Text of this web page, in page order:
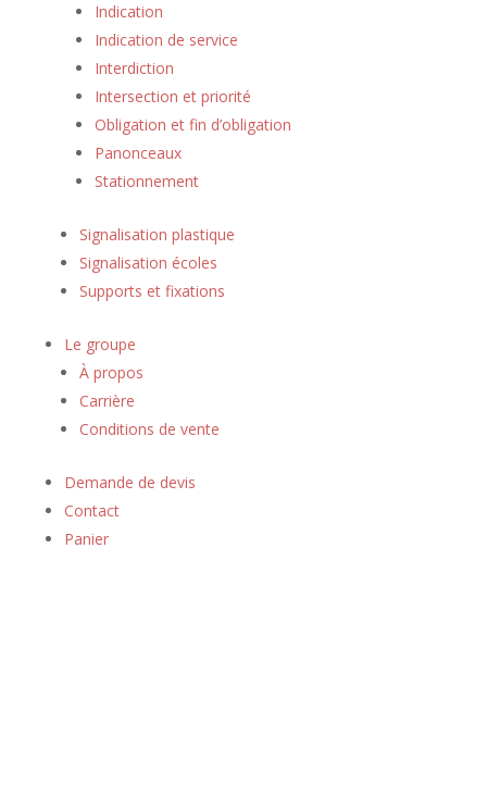
Indication
Indication de service
Interdiction
Intersection et priorité
Obligation et fin d’obligation
Panonceaux
Stationnement
Signalisation plastique
Signalisation écoles
Supports et fixations
Le groupe
À propos
Carrière
Conditions de vente
Demande de devis
Contact
Panier